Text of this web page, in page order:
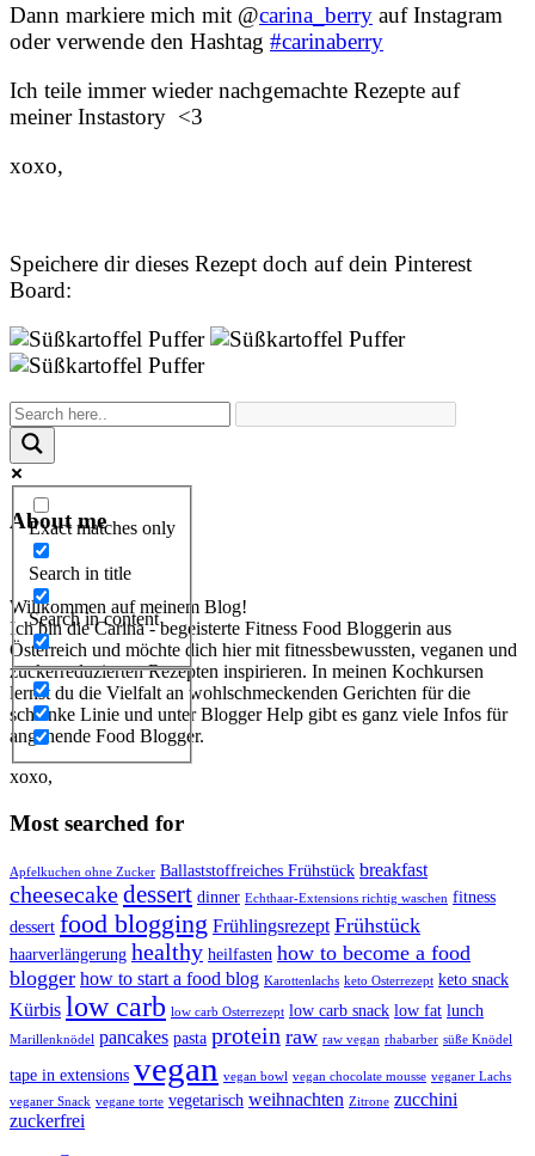
Dann markiere mich mit @carina_berry auf Instagram
oder verwende den Hashtag #carinaberry
Ich teile immer wieder nachgemachte Rezepte auf
meiner Instastory <3
xoxo,
Speichere dir dieses Rezept doch auf dein Pinterest
Board:
Exact matches only
Search in title
Search in content
About me
Willkommen auf meinem Blog!
Ich bin die Carina - begeisterte Fitness Food Bloggerin aus
Österreich und möchte dich hier mit fitnessbewussten, veganen und
zuckerreduzierten Rezepten inspirieren. In meinen Kochkursen
lernst du die Vielfalt an wohlschmeckenden Gerichten für die
schlanke Linie und unter Blogger Help gibt es ganz viele Infos für
angehende Food Blogger.
xoxo,
Most searched for
Apfelkuchen ohne Zucker Ballaststoffreiches Frühstück breakfast
cheesecakedessert dinner Echthaar-Extensions richtig waschen fitness
dessert food blogging Frühlingsrezept Frühstück
haarverlängerung healthy heilfasten how to become a food
blogger how to start a food blog Karottenlachs keto Osterrezept keto snack
Kürbis low carb low carb Osterrezept low carb snack low fat lunch
Marillenknödel pancakes pasta protein raw raw vegan rhabarber süße Knödel
tape in extensions vegan vegan bowl vegan chocolate mousse veganer Lachs
veganer Snack vegane torte vegetarisch weihnachten Zitrone zucchini
zuckerfrei